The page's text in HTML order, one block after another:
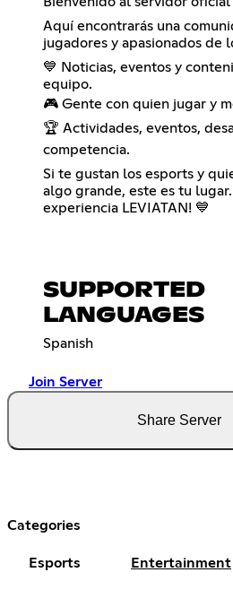
Aquí encontrarás una
jugadores y apasionados de
💙 Noticias, eventos y
equipo.
🎮 Gente con quien jugar y
🏆 Actividades, eventos,
competencia.
Si te gustan los esports y
algo grande, este es tu
experiencia LEVIATAN! 💙
SUPPORTED
LANGUAGES
Spanish
Join Server
Share Server
Categories
Esports Entertainment